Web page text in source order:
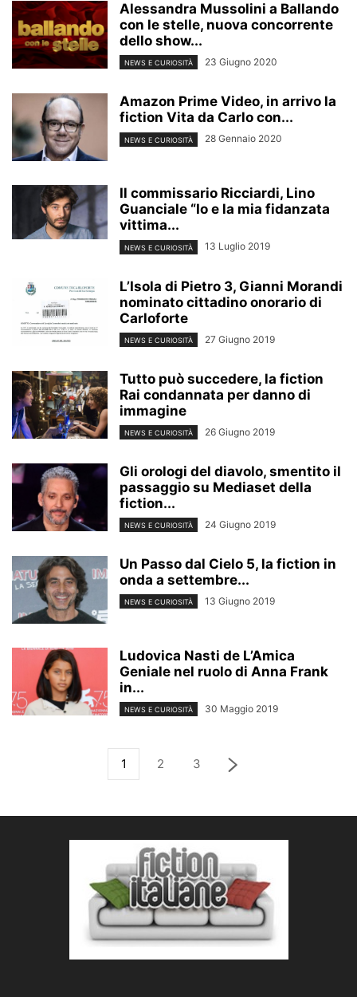
Alessandra Mussolini a Ballando
con le stelle, nuova concorrente
dello show...
NEWS E CURIOSITÀ 23 Giugno 2020
Amazon Prime Video, in arrivo la
fiction Vita da Carlo con...
NEWS E CURIOSITÀ 28 Gennaio 2020
Il commissario Ricciardi, Lino
Guanciale “Io e la mia fidanzata
vittima...
NEWS E CURIOSITÀ 13 Luglio 2019
L’Isola di Pietro 3, Gianni Morandi
nominato cittadino onorario di
Carloforte
NEWS E CURIOSITÀ 27 Giugno 2019
Tutto può succedere, la fiction
Rai condannata per danno di
immagine
NEWS E CURIOSITÀ 26 Giugno 2019
Gli orologi del diavolo, smentito il
passaggio su Mediaset della
fiction...
NEWS E CURIOSITÀ 24 Giugno 2019
Un Passo dal Cielo 5, la fiction in
onda a settembre...
NEWS E CURIOSITÀ 13 Giugno 2019
Ludovica Nasti de L’Amica
Geniale nel ruolo di Anna Frank
in...
NEWS E CURIOSITÀ 30 Maggio 2019
1 2 3